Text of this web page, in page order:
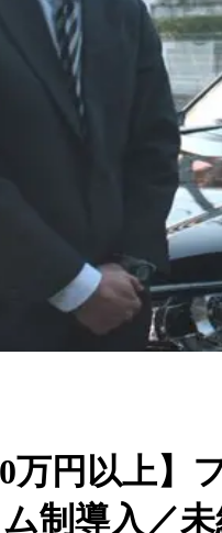
万円以上】
制導入／